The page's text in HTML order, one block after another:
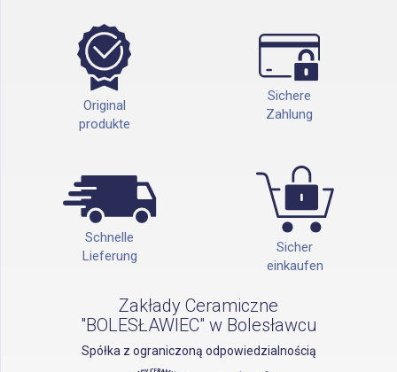
Original
produkte
Sichere
Zahlung
Schnelle
Lieferung
Sicher
einkaufen
Zakłady Ceramiczne
"BOLESŁAWIEC" w Bolesławcu
Spółka z ograniczoną odpowiedzialnością